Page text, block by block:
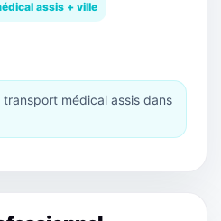
assis + ville
transport médical assis dans